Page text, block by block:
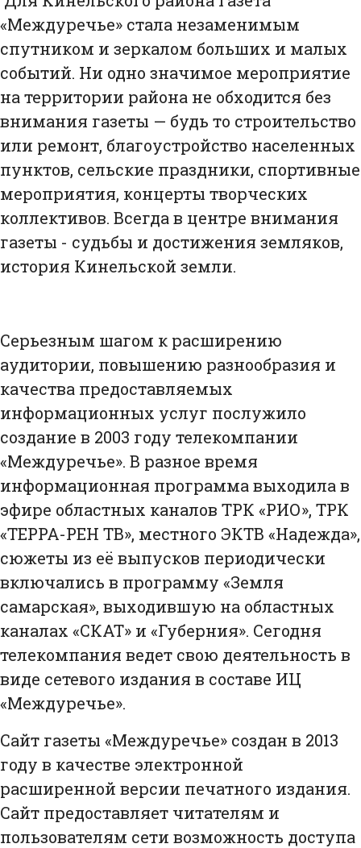
«Междуречье» стала незаменимым
спутником и зеркалом больших и малых
событий. Ни одно значимое мероприятие
на территории района не обходится без
внимания газеты — будь то строительство
или ремонт, благоустройство населенных
пунктов, сельские праздники, спортивные
мероприятия, концерты творческих
коллективов. Всегда в центре внимания
газеты - судьбы и достижения земляков,
история Кинельской земли.
Серьезным шагом к расширению
аудитории, повышению разнообразия и
качества предоставляемых
информационных услуг послужило
создание в 2003 году телекомпании
«Междуречье». В разное время
информационная программа выходила в
эфире областных каналов ТРК «РИО», ТРК
«ТЕРРА-РЕН ТВ», местного ЭКТВ «Надежда»,
сюжеты из её выпусков периодически
включались в программу «Земля
самарская», выходившую на областных
каналах «СКАТ» и «Губерния». Сегодня
телекомпания ведет свою деятельность в
виде сетевого издания в составе ИЦ
«Междуречье».
Сайт газеты «Междуречье» создан в 2013
году в качестве электронной
расширенной версии печатного издания.
Сайт предоставляет читателям и
пользователям сети возможность доступа